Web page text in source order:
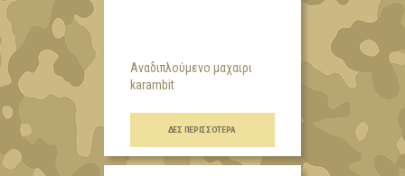
Aναδιπλούμενο μαχαιρι
karambit
...
ΔΕΣ ΠΕΡΙΣΣΌΤΕΡΑ